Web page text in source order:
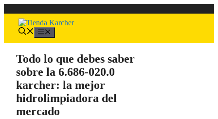
al
contenido
Todo lo que debes saber
sobre la 6.686-020.0
karcher: la mejor
hidrolimpiadora del
mercado